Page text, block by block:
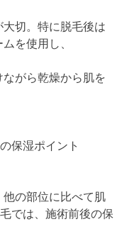
切。特に脱毛後は
を使用し、
がら乾燥から肌を
保湿ポイント
の部位に比べて肌
では、施術前後の保